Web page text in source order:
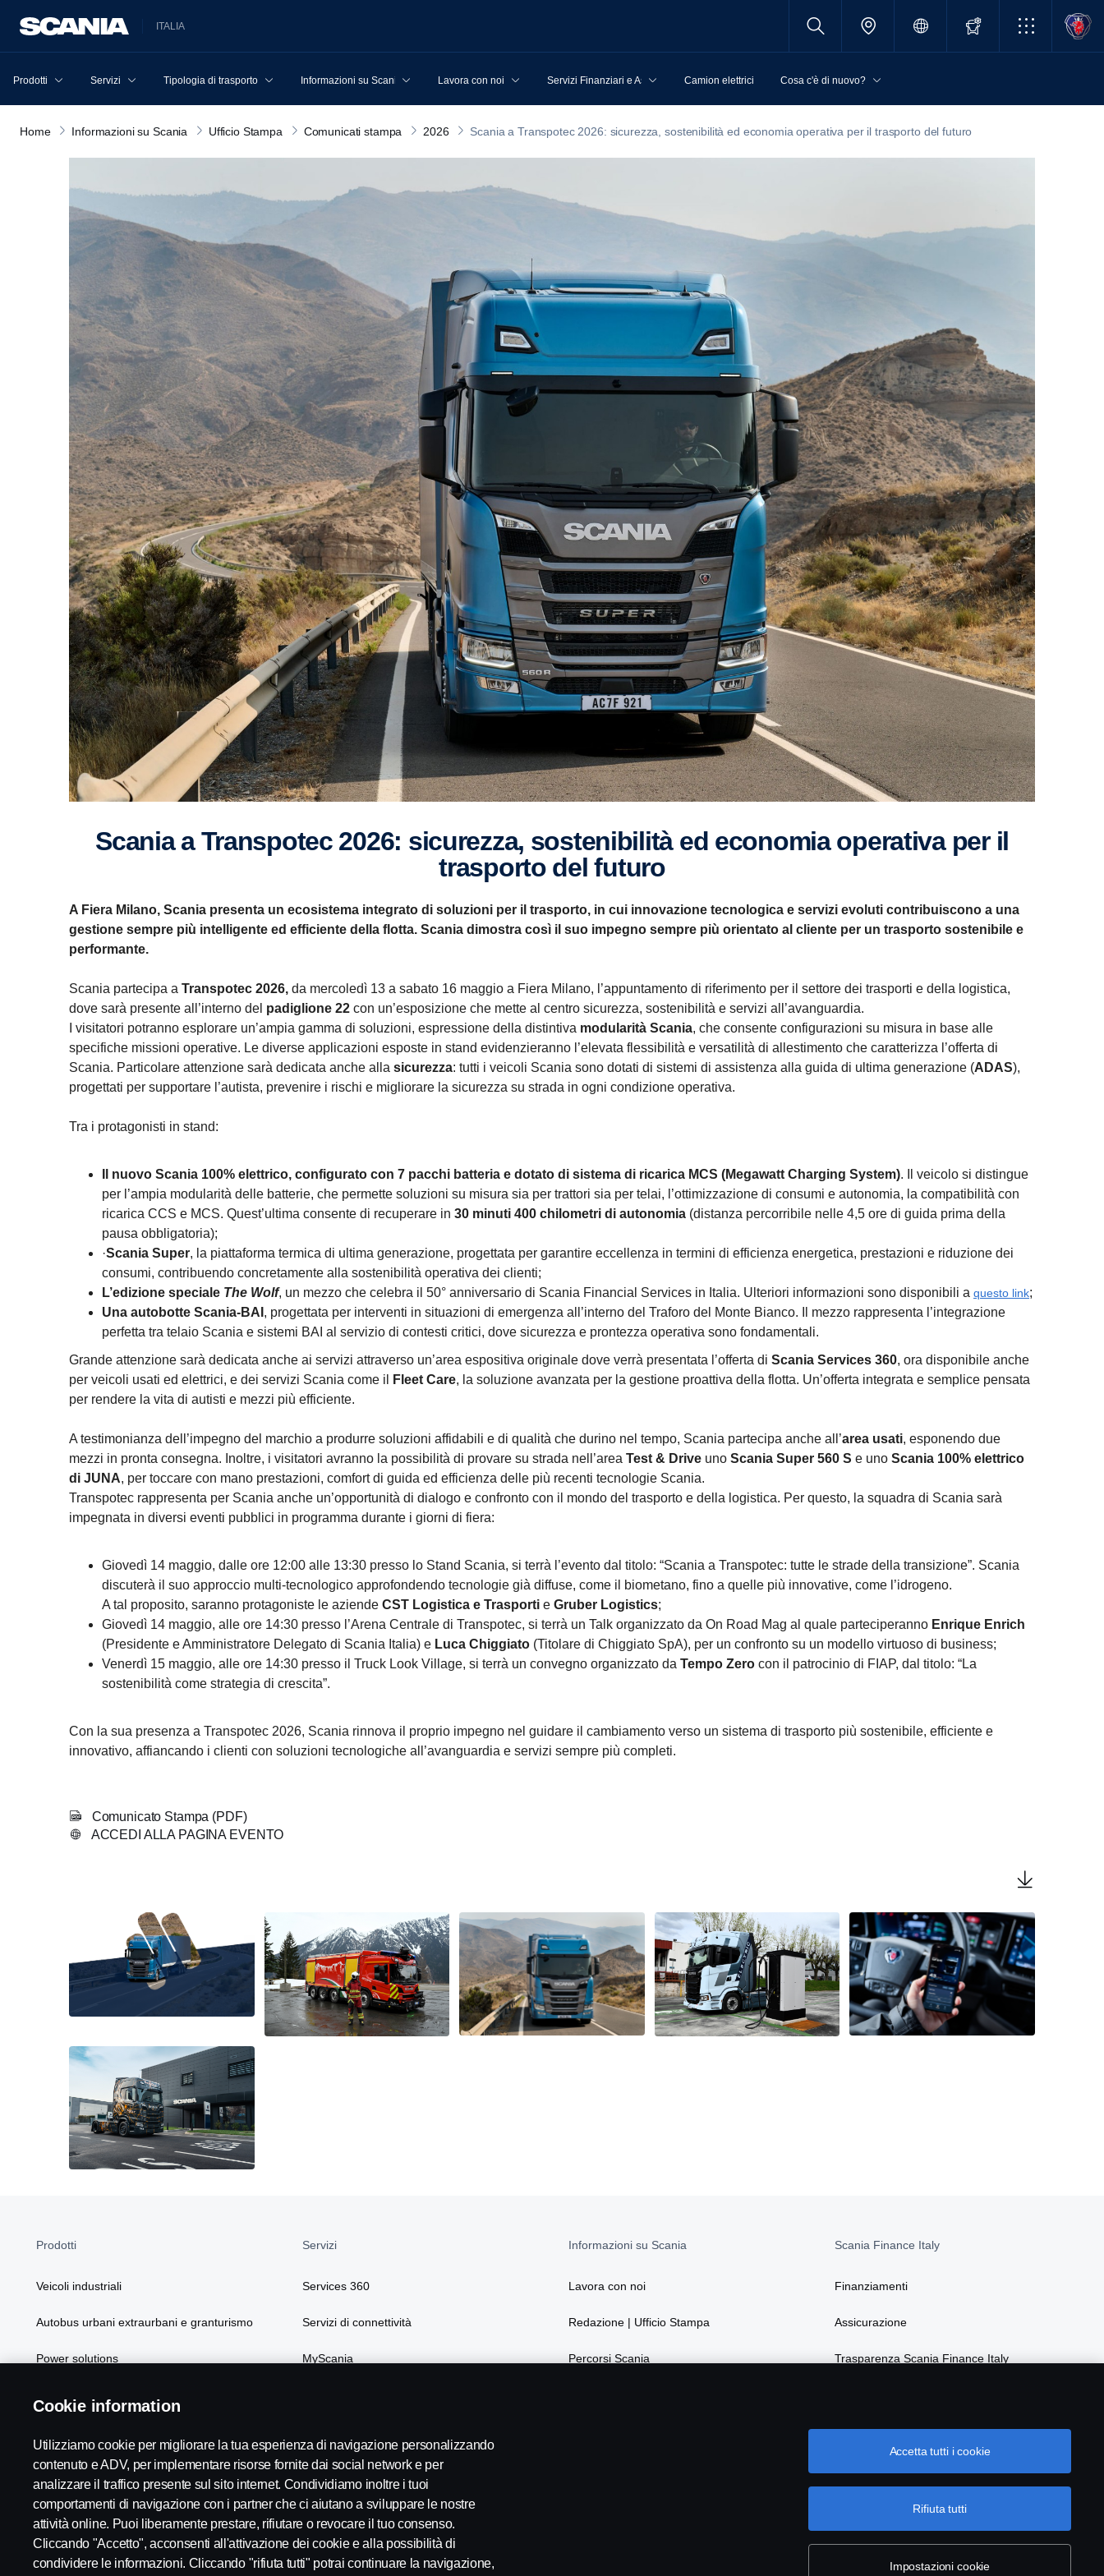
ITALIA
Prodotti Servizi Tipologia di trasporto Informazioni su Scania Lavora con noi Servizi Finanziari e AssicurativiCamion elettrici Cosa c'è di nuovo?
Home Informazioni su Scania Ufficio Stampa Comunicati stampa 2026 Scania a Transpotec 2026: sicurezza, sostenibilità ed economia operativa per il trasporto del futuro
Scania a Transpotec 2026: sicurezza, sostenibilità ed economia operativa per il
trasporto del futuro
A Fiera Milano, Scania presenta un ecosistema integrato di soluzioni per il trasporto, in cui innovazione tecnologica e servizi evoluti contribuiscono a una
gestione sempre più intelligente ed efficiente della flotta. Scania dimostra così il suo impegno sempre più orientato al cliente per un trasporto sostenibile e
performante.
Scania partecipa a Transpotec 2026, da mercoledì 13 a sabato 16 maggio a Fiera Milano, l’appuntamento di riferimento per il settore dei trasporti e della logistica,
dove sarà presente all’interno del padiglione 22 con un’esposizione che mette al centro sicurezza, sostenibilità e servizi all’avanguardia.
I visitatori potranno esplorare un’ampia gamma di soluzioni, espressione della distintiva modularità Scania, che consente configurazioni su misura in base alle
specifiche missioni operative. Le diverse applicazioni esposte in stand evidenzieranno l’elevata flessibilità e versatilità di allestimento che caratterizza l’offerta di
Scania. Particolare attenzione sarà dedicata anche alla sicurezza: tutti i veicoli Scania sono dotati di sistemi di assistenza alla guida di ultima generazione (ADAS),
progettati per supportare l’autista, prevenire i rischi e migliorare la sicurezza su strada in ogni condizione operativa.
Tra i protagonisti in stand:
Il nuovo Scania 100% elettrico, configurato con 7 pacchi batteria e dotato di sistema di ricarica MCS (Megawatt Charging System). Il veicolo si distingue
per l’ampia modularità delle batterie, che permette soluzioni su misura sia per trattori sia per telai, l’ottimizzazione di consumi e autonomia, la compatibilità con
ricarica CCS e MCS. Quest’ultima consente di recuperare in 30 minuti 400 chilometri di autonomia (distanza percorribile nelle 4,5 ore di guida prima della
pausa obbligatoria);
·Scania Super, la piattaforma termica di ultima generazione, progettata per garantire eccellenza in termini di efficienza energetica, prestazioni e riduzione dei
consumi, contribuendo concretamente alla sostenibilità operativa dei clienti;
L’edizione speciale The Wolf, un mezzo che celebra il 50° anniversario di Scania Financial Services in Italia. Ulteriori informazioni sono disponibili a questo link;
Una autobotte Scania-BAI , progettata per interventi in situazioni di emergenza all’interno del Traforo del Monte Bianco. Il mezzo rappresenta l’integrazione
perfetta tra telaio Scania e sistemi BAI al servizio di contesti critici, dove sicurezza e prontezza operativa sono fondamentali.
Grande attenzione sarà dedicata anche ai servizi attraverso un’area espositiva originale dove verrà presentata l’offerta di Scania Services 360, ora disponibile anche
per veicoli usati ed elettrici, e dei servizi Scania come il
Fleet Care, la soluzione avanzata per la gestione proattiva della flotta. Un’offerta integrata e semplice pensata
per rendere la vita di autisti e mezzi più efficiente.
A testimonianza dell’impegno del marchio a produrre soluzioni affidabili e di qualità che durino nel tempo, Scania partecipa anche all’area usati, esponendo due
mezzi in pronta consegna. Inoltre, i visitatori avranno la possibilità di provare su strada nell’area Test & Drive uno Scania Super 560 S e uno Scania 100% elettrico
di JUNA, per toccare con mano prestazioni, comfort di guida ed efficienza delle più recenti tecnologie Scania.
Transpotec rappresenta per Scania anche un’opportunità di dialogo e confronto con il mondo del trasporto e della logistica. Per questo, la squadra di Scania sarà
impegnata in diversi eventi pubblici in programma durante i giorni di fiera:
Giovedì 14 maggio, dalle ore 12:00 alle 13:30 presso lo Stand Scania, si terrà l’evento dal titolo: “Scania a Transpotec: tutte le strade della transizione”. Scania
discuterà il suo approccio multi-tecnologico approfondendo tecnologie già diffuse, come il biometano, fino a quelle più innovative, come l’idrogeno.
A tal proposito, saranno protagoniste le aziende CST Logistica e Trasporti e Gruber Logistics;
Giovedì 14 maggio, alle ore 14:30 presso l’Arena Centrale di Transpotec, si terrà un Talk organizzato da On Road Mag al quale parteciperanno Enrique Enrich
(Presidente e Amministratore Delegato di Scania Italia) e Luca Chiggiato (Titolare di Chiggiato SpA), per un confronto su un modello virtuoso di business;
Venerdì 15 maggio, alle ore 14:30 presso il Truck Look Village, si terrà un convegno organizzato da Tempo Zero con il patrocinio di FIAP, dal titolo: “La
sostenibilità come strategia di crescita”.
Con la sua presenza a Transpotec 2026, Scania rinnova il proprio impegno nel guidare il cambiamento verso un sistema di trasporto più sostenibile, efficiente e
innovativo, affiancando i clienti con soluzioni tecnologiche all’avanguardia e servizi sempre più completi.
Comunicato Stampa (PDF)
ACCEDI ALLA PAGINA EVENTO
Prodotti
Veicoli industriali
Autobus urbani extraurbani e granturismo
Power solutions
Servizi
Services 360
Servizi di connettività
MyScania
Informazioni su Scania
Lavora con noi
Redazione | Ufficio Stampa
Percorsi Scania
Scania Finance Italy
Finanziamenti
Assicurazione
Trasparenza Scania Finance Italy
Scania in Your Region: Italia
Cookie information
Utilizziamo cookie per migliorare la tua esperienza di navigazione personalizzando
contenuto e ADV, per implementare risorse fornite dai social network e per
analizzare il traffico presente sul sito internet. Condividiamo inoltre i tuoi
comportamenti di navigazione con i partner che ci aiutano a sviluppare le nostre
attività online. Puoi liberamente prestare, rifiutare o revocare il tuo consenso.
Cliccando "Accetto", acconsenti all'attivazione dei cookie e alla possibilità di
condividere le informazioni. Cliccando "rifiuta tutti" potrai continuare la navigazione,
Impostazioni cookie
Rifiuta tutti
Accetta tutti i cookie